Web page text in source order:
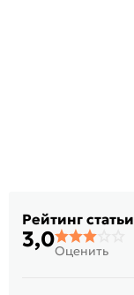
Рейтинг статьи
3,0Оценить